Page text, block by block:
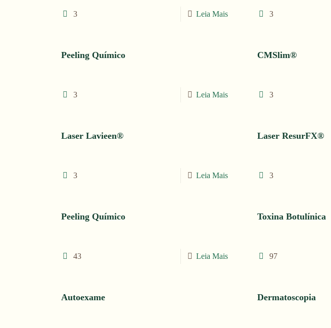
3 Leia Mais 3
Peeling Químico
3 Leia Mais
CMSlim®
3
Laser Lavieen®
3 Leia Mais
Laser ResurFX®
3
Peeling Químico
43 Leia Mais
Toxina Botulínica
97
Autoexame Dermatoscopia